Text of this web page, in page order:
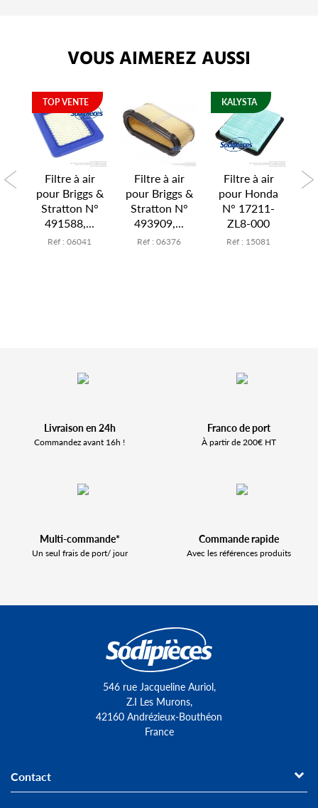
VOUS AIMEREZ AUSSI
Filtre à air
pour Briggs &
Stratton N°
491588,...
Réf : 06041
TOP VENTE
Filtre à air
pour Briggs &
Stratton N°
493909,...
Réf : 06376
Filtre à air
pour Honda
N° 17211-
ZL8-000
Réf : 15081
KALYSTA
Livraison en 24h
Commandez avant 16h !
Franco de port
À partir de 200€ HT
Multi-commande*
Un seul frais de port/ jour
Commande rapide
Avec les références produits
546 rue Jacqueline Auriol,
Z.I Les Murons,
42160 Andrézieux-Bouthéon
France
Contact